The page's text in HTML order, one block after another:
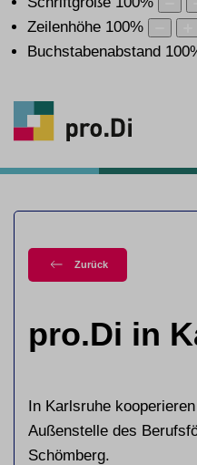
Zeilenhöhe 100%
Buchstabenabstand 100
Zurück
pro.Di in
In Karlsruhe
Außenstelle des
Schömberg.